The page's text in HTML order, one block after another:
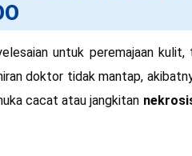
untuk peremajaan
doktor tidak mantap,
cacat atau jangkitan